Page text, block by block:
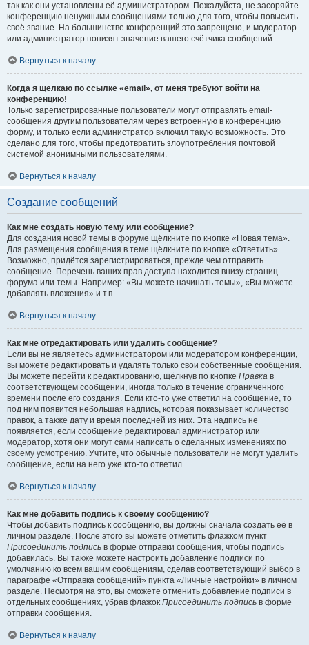
так как они установлены её администратором. Пожалуйста, не засоряйте
конференцию ненужными сообщениями только для того, чтобы повысить
своё звание. На большинстве конференций это запрещено, и модератор
или администратор понизят значение вашего счётчика сообщений.
Вернуться к началу
Когда я щёлкаю по ссылке «email», от меня требуют войти на
конференцию!
Только зарегистрированные пользователи могут отправлять email-
сообщения другим пользователям через встроенную в конференцию
форму, и только если администратор включил такую возможность. Это
сделано для того, чтобы предотвратить злоупотребления почтовой
системой анонимными пользователями.
Вернуться к началу
Создание сообщений
Как мне создать новую тему или сообщение?
Для создания новой темы в форуме щёлкните по кнопке «Новая тема».
Для размещения сообщения в теме щёлкните по кнопке «Ответить».
Возможно, придётся зарегистрироваться, прежде чем отправить
сообщение. Перечень ваших прав доступа находится внизу страниц
форума или темы. Например: «Вы можете начинать темы», «Вы можете
добавлять вложения» и т.п.
Вернуться к началу
Как мне отредактировать или удалить сообщение?
Если вы не являетесь администратором или модератором конференции,
вы можете редактировать и удалять только свои собственные сообщения.
Вы можете перейти к редактированию, щёлкнув по кнопке Правка в
соответствующем сообщении, иногда только в течение ограниченного
времени после его создания. Если кто-то уже ответил на сообщение, то
под ним появится небольшая надпись, которая показывает количество
правок, а также дату и время последней из них. Эта надпись не
появляется, если сообщение редактировал администратор или
модератор, хотя они могут сами написать о сделанных изменениях по
своему усмотрению. Учтите, что обычные пользователи не могут удалить
сообщение, если на него уже кто-то ответил.
Вернуться к началу
Как мне добавить подпись к своему сообщению?
Чтобы добавить подпись к сообщению, вы должны сначала создать её в
личном разделе. После этого вы можете отметить флажком пункт
Присоединить подпись в форме отправки сообщения, чтобы подпись
добавилась. Вы также можете настроить добавление подписи по
умолчанию ко всем вашим сообщениям, сделав соответствующий выбор в
параграфе «Отправка сообщений» пункта «Личные настройки» в личном
разделе. Несмотря на это, вы сможете отменить добавление подписи в
отдельных сообщениях, убрав флажок Присоединить подпись в форме
отправки сообщения.
Вернуться к началу